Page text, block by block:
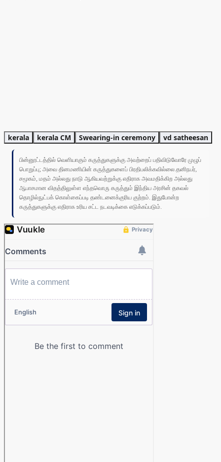
kerala kerala CM Swearing-in ceremony vd satheesan
பின்னூட்டத்தில் வெளியாகும் கருத்துகளுக்கு அவற்றைப் பதிவிடுவோரே முழுப்
பொறுப்பு; அவை தினமணியின் கருத்துகளைப் பிரதிபலிக்கவில்லை.தனிநபர்,
சமூகம், மதம் அல்லது நாடு ஆகியவற்றுக்கு எதிராக அவமதிக்கிற அல்லது
ஆபாசமான விதத்திலுள்ள எந்தவொரு கருத்தும் இந்திய அரசின் தகவல்
தொழில்நுட்பக் கொள்கைப்படி தண்டனைக்குரிய குற்றம். இதுபோன்ற
கருத்துகளுக்கு எதிராக உரிய சட்ட நடவடிக்கை எடுக்கப்படும்.